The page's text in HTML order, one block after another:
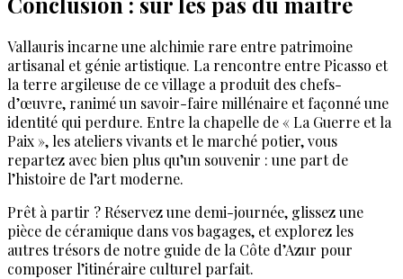
Vallauris incarne une alchimie rare entre patrimoine
artisanal et génie artistique. La rencontre entre Picasso et
la terre argileuse de ce village a produit des chefs-
d’œuvre, ranimé un savoir-faire millénaire et façonné une
identité qui perdure. Entre la chapelle de « La Guerre et la
Paix », les ateliers vivants et le marché potier, vous
repartez avec bien plus qu’un souvenir : une part de
l’histoire de l’art moderne.
Prêt à partir ? Réservez une demi-journée, glissez une
pièce de céramique dans vos bagages, et explorez les
autres trésors de notre guide de la Côte d’Azur pour
composer l’itinéraire culturel parfait.